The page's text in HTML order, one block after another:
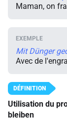
Maman, on
Mit Dünger
Avec de
Utilisation du
bleiben